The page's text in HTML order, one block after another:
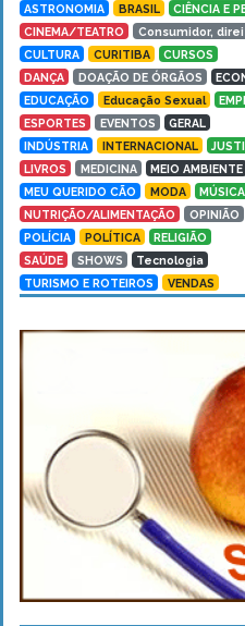
ASTRONOMIA BRASIL
CIÊNCIA E
CINEMA/TEATRO
Consumidor,
CULTURA
CURITIBA
CURSOS
DANÇA
DOAÇÃO DE ÓRGÃOS
EDUCAÇÃO
Educação Sexual
ESPORTES
EVENTOS
GERAL
INDÚSTRIA
INTERNACIONAL
LIVROS
MEDICINA
MEIO AMBIENTE
MEU QUERIDO CÃO
MODA
MÚSICA
NUTRIÇÃO/ALIMENTAÇÃO
OPINIÃO
POLÍCIA
POLÍTICA
RELIGIÃO
SAÚDE
SHOWS
Tecnologia
TURISMO E ROTEIROS
VENDAS